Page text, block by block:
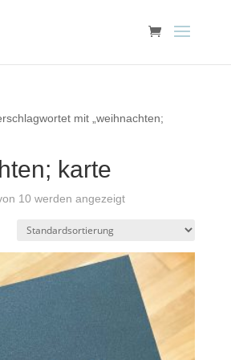
mit „weihnachten;
karte
10 werden angezeigt